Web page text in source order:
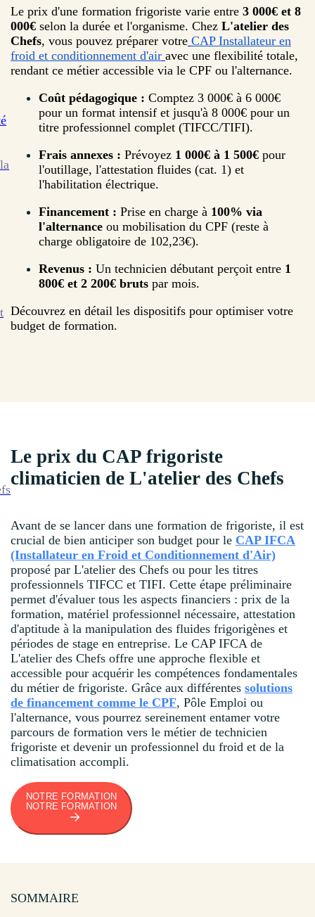
Le prix d'une formation frigoriste varie entre 3 000€ et 8
000€ selon la durée et l'organisme. Chez L'atelier des
Chefs, vous pouvez préparer votre CAP Installateur en
froid et conditionnement d'air avec une flexibilité totale,
rendant ce métier accessible via le CPF ou l'alternance.
Coût pédagogique : Comptez 3 000€ à 6 000€
pour un format intensif et jusqu'à 8 000€ pour un
titre professionnel complet (TIFCC/TIFI).
Frais annexes : Prévoyez 1 000€ à 1 500€ pour
l'outillage, l'attestation fluides (cat. 1) et
l'habilitation électrique.
Financement : Prise en charge à 100% via
l'alternance ou mobilisation du CPF (reste à
charge obligatoire de 102,23€).
Revenus : Un technicien débutant perçoit entre 1
800€ et 2 200€ bruts par mois.
Découvrez en détail les dispositifs pour optimiser votre
budget de formation.
Le prix du CAP frigoriste
climaticien de L'atelier des Chefs
Avant de se lancer dans une formation de frigoriste, il est
crucial de bien anticiper son budget pour le CAP IFCA
(Installateur en Froid et Conditionnement d'Air)
proposé par L'atelier des Chefs ou pour les titres
professionnels TIFCC et TIFI. Cette étape préliminaire
permet d'évaluer tous les aspects financiers : prix de la
formation, matériel professionnel nécessaire, attestation
d'aptitude à la manipulation des fluides frigorigènes et
périodes de stage en entreprise. Le CAP IFCA de
L'atelier des Chefs offre une approche flexible et
accessible pour acquérir les compétences fondamentales
du métier de frigoriste. Grâce aux différentes solutions
de financement comme le CPF, Pôle Emploi ou
l'alternance, vous pourrez sereinement entamer votre
parcours de formation vers le métier de technicien
frigoriste et devenir un professionnel du froid et de la
climatisation accompli.
NOTRE FORMATION
NOTRE FORMATION
SOMMAIRE